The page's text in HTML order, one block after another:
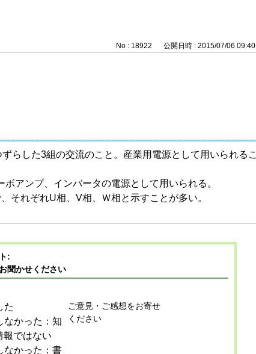
No : 18922 公開日時 : 2015/07/06 09:40
らした3組の交流のこと。産業用電源として用いられるこ
ボアンプ、インバータの電源として用いられる。
それぞれU相、V相、Ｗ相と示すことが多い。
:
聞かせください
た
なかった：知
報ではない
なかった：書
ご意見・ご感想をお寄せ
ください